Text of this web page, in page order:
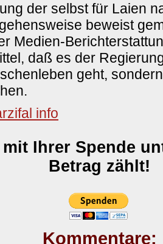
der selbst für Laien
beweist
Medien-
daß es der
geht,
info
Ihrer Spende
Betrag zählt!
Kommentare: